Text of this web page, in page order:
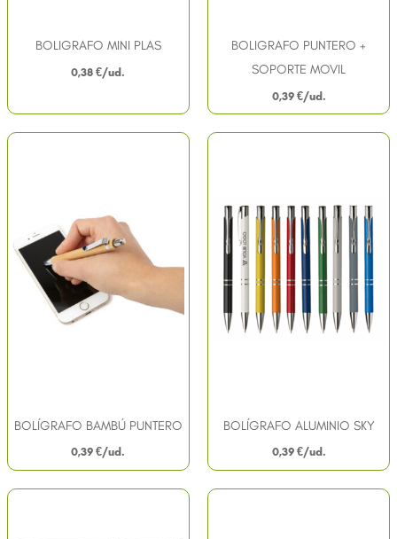
BOLIGRAFO MINI PLAS
0,38 €
BOLIGRAFO PUNTERO +
SOPORTE MOVIL
0,39 €
BOLÍGRAFO BAMBÚ PUNTERO
0,39 €
BOLÍGRAFO ALUMINIO SKY
0,39 €